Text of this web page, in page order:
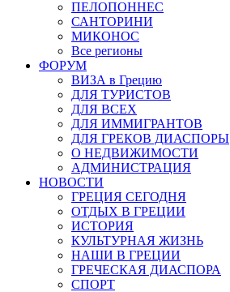
ПЕЛОПОННЕС
САНТОРИНИ
МИКОНОС
Все регионы
ФОРУМ
ВИЗА в Грецию
ДЛЯ ТУРИСТОВ
ДЛЯ ВСЕХ
ДЛЯ ИММИГРАНТОВ
ДЛЯ ГРЕКОВ ДИАСПОРЫ
О НЕДВИЖИМОСТИ
АДМИНИСТРАЦИЯ
НОВОСТИ
ГРЕЦИЯ СЕГОДНЯ
ОТДЫХ В ГРЕЦИИ
ИСТОРИЯ
КУЛЬТУРНАЯ ЖИЗНЬ
НАШИ В ГРЕЦИИ
ГРЕЧЕСКАЯ ДИАСПОРА
СПОРТ